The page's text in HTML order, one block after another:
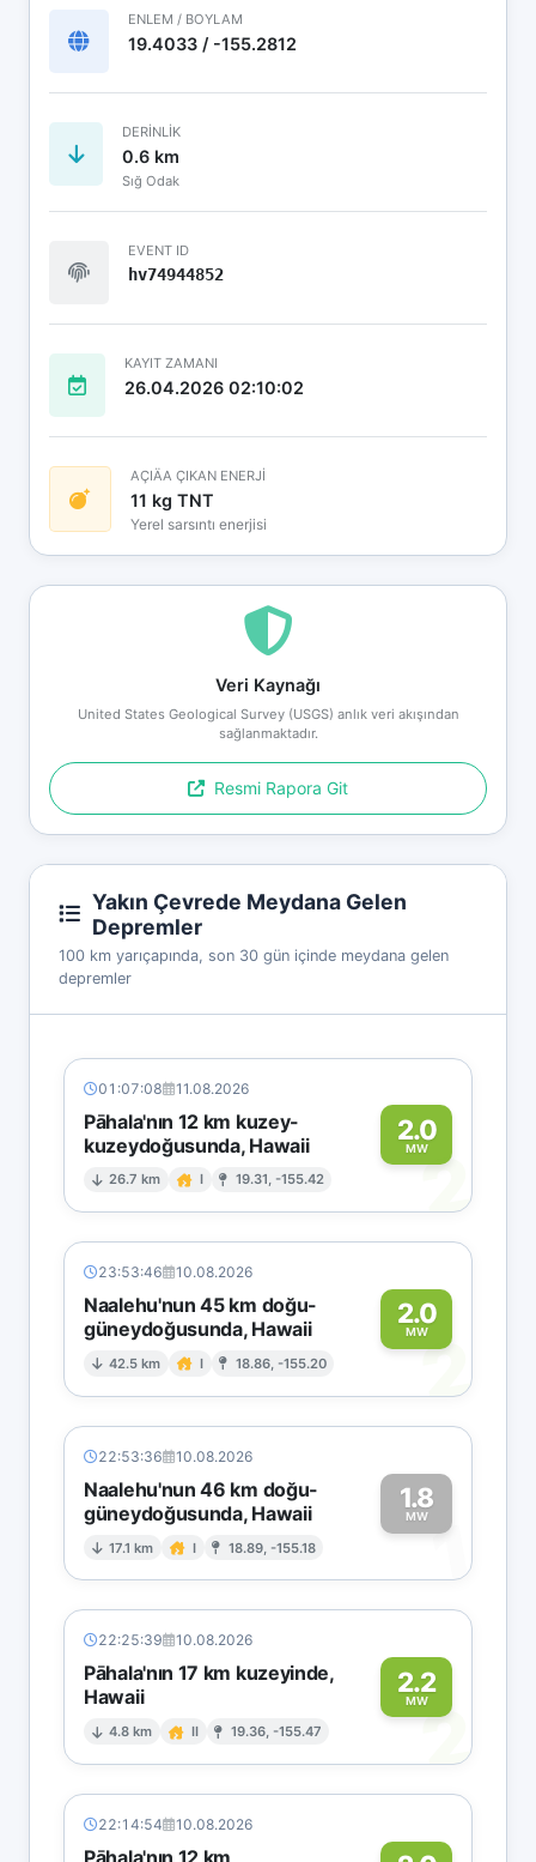
ENLEM / BOYLAM
19.4033 / -155.2812
DERINLIK
0.6 km
Sığ Odak
EVENT ID
hv74944852
KAYIT ZAMANI
26.04.2026 02:10:02
AÇIÄA ÇIKAN ENERJİ
11 kg TNT
Yerel sarsıntı enerjisi
Veri Kaynağı
United States Geological Survey (USGS) anlık veri akışından
sağlanmaktadır.
Resmi Rapora Git
Yakın Çevrede Meydana Gelen
Depremler
100 km yarıçapında, son 30 gün içinde meydana gelen
depremler
01:07:08 11.08.2026
Pāhala'nın 12 km kuzey-
kuzeydoğusunda, Hawaii
26.7 km I 19.31, -155.42
2.0
MW2
23:53:46 10.08.2026
Naalehu'nun 45 km doğu-
güneydoğusunda, Hawaii
42.5 km I 18.86, -155.20
2.0
MW
2
22:53:36 10.08.2026
Naalehu'nun 46 km doğu-
güneydoğusunda, Hawaii
17.1 km I 18.89, -155.18
1.8
MW1
22:25:39 10.08.2026
Pāhala'nın 17 km kuzeyinde,
Hawaii
4.8 km II 19.36, -155.47
2.2
MW2
22:14:54 10.08.2026
Pāhala'nın 12 km